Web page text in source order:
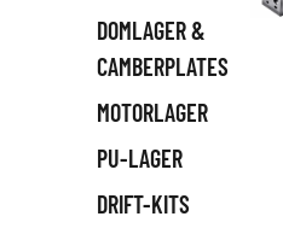
DOMLAGER &
CAMBERPLATES
MOTORLAGER
PU-LAGER
DRIFT-KITS